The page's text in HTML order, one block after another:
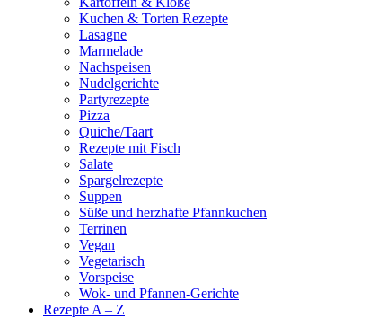
Kuchen & Torten Rezepte
Lasagne
Marmelade
Nachspeisen
Nudelgerichte
Partyrezepte
Pizza
Quiche/Taart
Rezepte mit Fisch
Salate
Spargelrezepte
Suppen
Süße und herzhafte Pfannkuchen
Terrinen
Vegan
Vegetarisch
Vorspeise
Wok- und Pfannen-Gerichte
Rezepte A – Z